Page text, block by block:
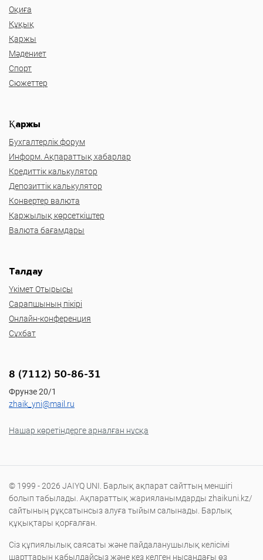
Оқиға
Құқық
Қаржы
Мәдениет
Спорт
Сюжеттер
Қаржы
Бухгалтерлік форум
Информ. Ақпараттық хабарлар
Кредиттік калькулятор
Депозиттік калькулятор
Конвертер валюта
Қаржылық көрсеткіштер
Валюта бағамдары
Талдау
Үкімет Отырысы
Сарапшының пікірі
Онлайн-конференция
Сұхбат
8 (7112) 50-86-31
Фрунзе 20/1
zhaik_yni@mail.ru
Нашар көретіндерге арналған нұсқа
© 1999 - 2026 JAIYQ UNI. Барлық ақпарат сайттың меншігі
болып табылады. Ақпараттық жарияланымдарды zhaikuni.kz/
сайтының рұқсатынсыз алуға тыйым салынады. Барлық
құқықтары қорғалған.
Сіз құпиялылық саясаты және пайдаланушылық келісімі
шарттарын қабылдайсыз және кез келген нысандағы өз